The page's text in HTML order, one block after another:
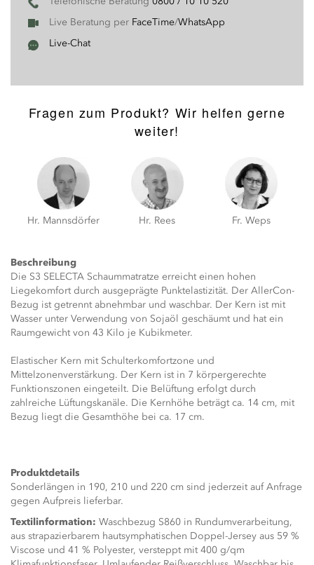
Live Beratung per FaceTime/WhatsApp
Live-Chat
Fragen zum Produkt? Wir helfen gerne
weiter!
Hr. Mannsdörfer Hr. Rees Fr. Weps
Beschreibung
Die S3 SELECTA Schaummatratze erreicht einen hohen
Liegekomfort durch ausgeprägte Punktelastizität. Der AllerCon-
Bezug ist getrennt abnehmbar und waschbar. Der Kern ist mit
Wasser unter Verwendung von Sojaöl geschäumt und hat ein
Raumgewicht von 43 Kilo je Kubikmeter.
Elastischer Kern mit Schulterkomfortzone und
Mittelzonenverstärkung. Der Kern ist in 7 körpergerechte
Funktionszonen eingeteilt. Die Belüftung erfolgt durch
zahlreiche Lüftungskanäle. Die Kernhöhe beträgt ca. 14 cm, mit
Bezug liegt die Gesamthöhe bei ca. 17 cm.
Produktdetails
Sonderlängen in 190, 210 und 220 cm sind jederzeit auf Anfrage
gegen Aufpreis lieferbar.
Textilinformation: Waschbezug S860 in Rundumverarbeitung,
aus strapazierbarem hautsymphatischen Doppel-Jersey aus 59 %
Viscose und 41 % Polyester, versteppt mit 400 g/qm